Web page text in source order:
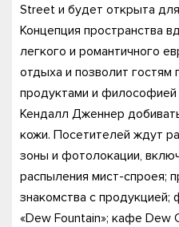
Street и будет открыта
Концепция пространства
легкого и романтичного
отдыха и позволит гостям
продуктами и
Кендалл Дженнер
кожи. Посетителей ждут
зоны и фотолокации,
распыления мист-спроея;
знакомства с продукцией;
«Dew Fountain»; кафе Dew